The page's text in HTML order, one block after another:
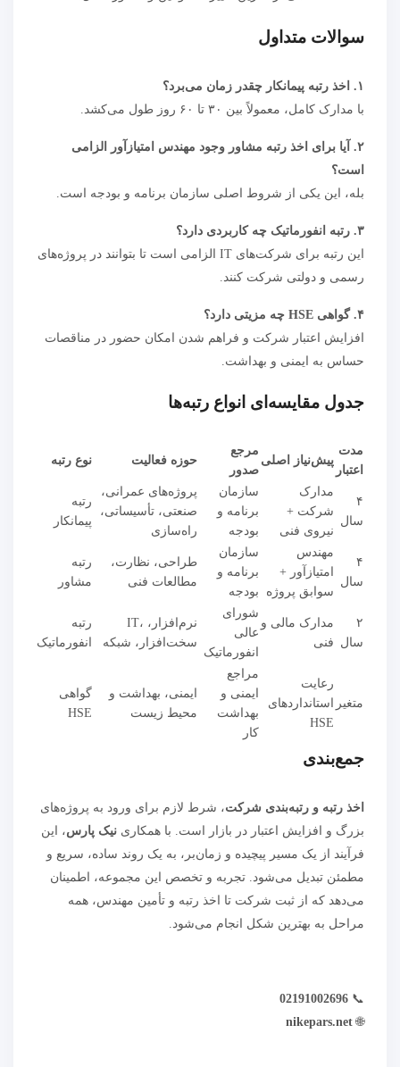
سوالات متداول
۱. اخذ رتبه پیمانکار چقدر زمان می‌برد؟
با مدارک کامل، معمولاً بین ۳۰ تا ۶۰ روز طول می‌کشد.
۲. آیا برای اخذ رتبه مشاور وجود مهندس امتیازآور الزامی
است؟
بله، این یکی از شروط اصلی سازمان برنامه و بودجه است.
۳. رتبه انفورماتیک چه کاربردی دارد؟
این رتبه برای شرکت‌های IT الزامی است تا بتوانند در پروژه‌های
رسمی و دولتی شرکت کنند.
۴. گواهی HSE چه مزیتی دارد؟
افزایش اعتبار شرکت و فراهم شدن امکان حضور در مناقصات
حساس به ایمنی و بهداشت.
جدول مقایسه‌ای انواع رتبه‌ها
نوع رتبه حوزه فعالیت
مرجع
صدور
پیش‌نیاز اصلی
مدت
اعتبار
رتبه
پیمانکار
پروژه‌های عمرانی،
صنعتی، تأسیساتی،
راه‌سازی
سازمان
برنامه و
بودجه
مدارک
شرکت +
نیروی فنی
۴
سال
رتبه
مشاور
طراحی، نظارت،
مطالعات فنی
سازمان
برنامه و
بودجه
مهندس
امتیازآور +
سوابق پروژه
۴
سال
رتبه
انفورماتیک
IT، نرم‌افزار،
سخت‌افزار، شبکه
شورای
عالی
انفورماتیک
مدارک مالی و
فنی
۲
سال
گواهی
HSE
ایمنی، بهداشت و
محیط زیست
مراجع
ایمنی و
بهداشت
کار
رعایت
استانداردهای
HSE
متغیر
جمع‌بندی
اخذ رتبه و رتبه‌بندی شرکت، شرط لازم برای ورود به پروژه‌های
بزرگ و افزایش اعتبار در بازار است. با همکاری نیک پارس، این
فرآیند از یک مسیر پیچیده و زمان‌بر، به یک روند ساده، سریع و
مطمئن تبدیل می‌شود. تجربه و تخصص این مجموعه، اطمینان
می‌دهد که از ثبت شرکت تا اخذ رتبه و تأمین مهندس، همه
مراحل به بهترین شکل انجام می‌شود.
📞
02191002696
🌐
nikepars.net